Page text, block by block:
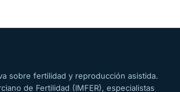
sobre fertilidad y reproducción asistida.
de Fertilidad (IMFER), especialistas